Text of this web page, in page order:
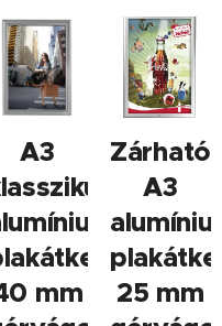
A3
mm
Zárható
A3
25 mm